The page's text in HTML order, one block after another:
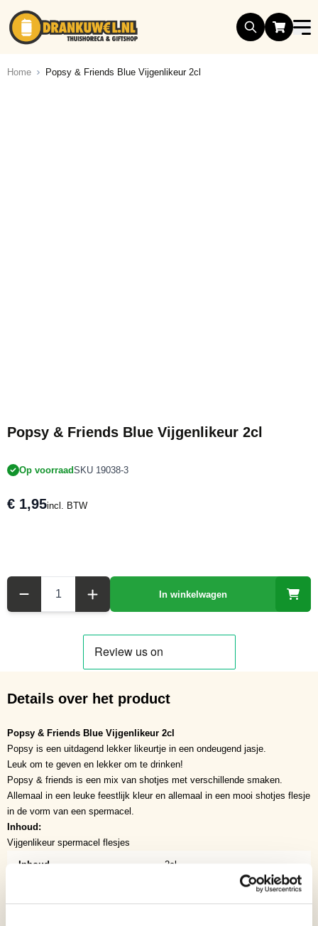
Ga naar de inhoud
Home Popsy & Friends Blue Vijgenlikeur 2cl
Popsy & Friends Blue Vijgenlikeur 2cl
Op voorraadSKU 19038-3
€ 1,95incl. BTW
In winkelwagen
Details over het product
Popsy & Friends Blue Vijgenlikeur 2cl
Popsy is een uitdagend lekker likeurtje in een ondeugend jasje.
Leuk om te geven en lekker om te drinken!
Popsy & friends is een mix van shotjes met verschillende smaken.
Allemaal in een leuke feestlijk kleur en allemaal in een mooi shotjes flesje
in de vorm van een spermacel.
Inhoud:
Vijgenlikeur spermacel flesjes
Inhoud 2cl